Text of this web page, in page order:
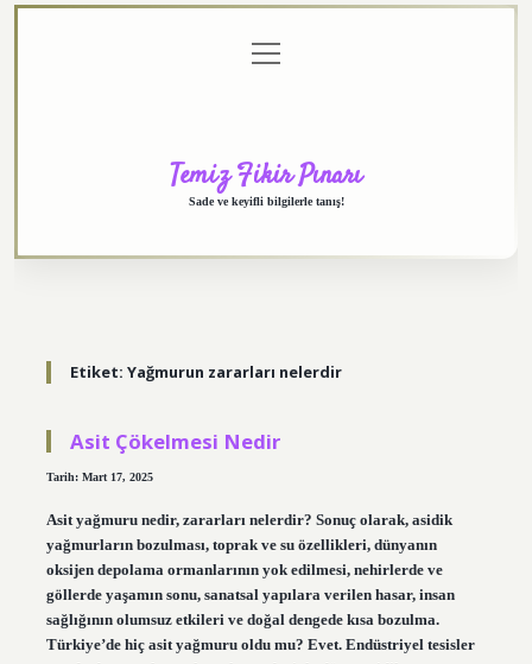
menüyü
aç
Temiz Fikir Pınarı
Sade ve keyifli bilgilerle tanış!
Etiket: Yağmurun zararları nelerdir
Asit Çökelmesi Nedir
Tarih: Mart 17, 2025
Asit yağmuru nedir, zararları nelerdir? Sonuç olarak, asidik
yağmurların bozulması, toprak ve su özellikleri, dünyanın
oksijen depolama ormanlarının yok edilmesi, nehirlerde ve
göllerde yaşamın sonu, sanatsal yapılara verilen hasar, insan
sağlığının olumsuz etkileri ve doğal dengede kısa bozulma.
Türkiye’de hiç asit yağmuru oldu mu? Evet. Endüstriyel tesisler